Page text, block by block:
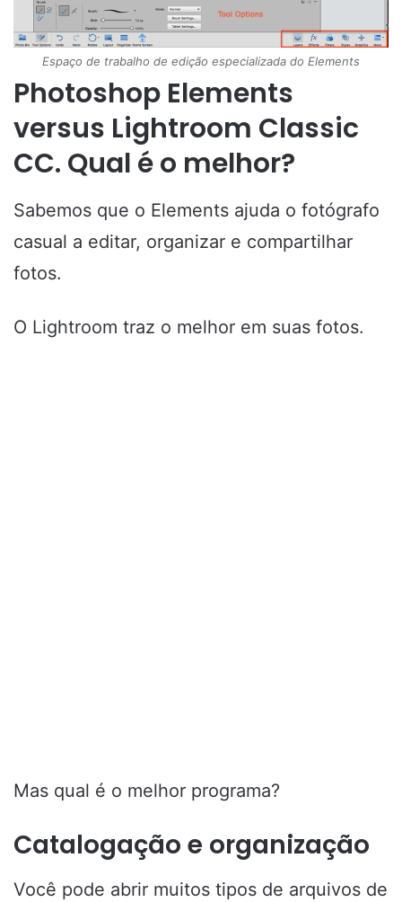
Espaço de trabalho de edição especializada do Elements
Photoshop Elements
versus Lightroom Classic
CC. Qual é o melhor?
Sabemos que o Elements ajuda o fotógrafo
casual a editar, organizar e compartilhar
fotos.
O Lightroom traz o melhor em suas fotos.
Mas qual é o melhor programa?
Catalogação e organização
Você pode abrir muitos tipos de arquivos de